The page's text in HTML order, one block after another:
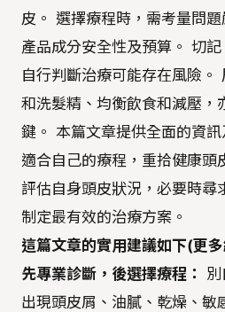
皮。 選擇療程時，需考量問
產品成分安全性及預算。 切記
自行判斷治療可能存在風險。
和洗髮精、均衡飲食和減壓，
鍵。 本篇文章提供全面的資
適合自己的療程，重拾健康頭
評估自身頭皮狀況，必要時尋
制定最有效的治療方案。
這篇文章的實用建議如下(更
先專業診斷，後選擇療程：
別
出現頭皮屑、油膩、乾燥、敏